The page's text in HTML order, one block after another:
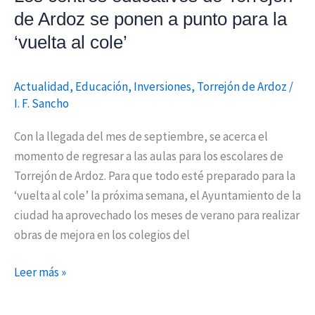
de Ardoz se ponen a punto para la
‘vuelta al cole’
Actualidad, Educación, Inversiones, Torrejón de Ardoz /
I. F. Sancho
Con la llegada del mes de septiembre, se acerca el
momento de regresar a las aulas para los escolares de
Torrejón de Ardoz. Para que todo esté preparado para la
‘vuelta al cole’ la próxima semana, el Ayuntamiento de la
ciudad ha aprovechado los meses de verano para realizar
obras de mejora en los colegios del
para
‘vuelta
cole’
Leer más »